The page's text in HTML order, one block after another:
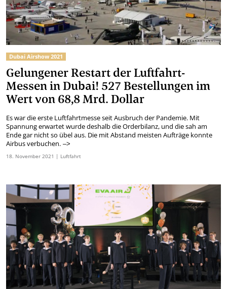
Dubai Airshow 2021
Gelungener Restart der Luftfahrt-
Messen in Dubai! 527 Bestellungen im
Wert von 68,8 Mrd. Dollar
Es war die erste Luftfahrtmesse seit Ausbruch der Pandemie. Mit
Spannung erwartet wurde deshalb die Orderbilanz, und die sah am
Ende gar nicht so übel aus. Die mit Abstand meisten Aufträge konnte
Airbus verbuchen.–>
18. November2021 | Luftfahrt